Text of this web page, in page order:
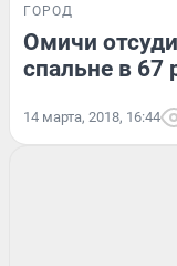
ГОРОД
Омичи
спальне в 67
14 марта, 2018, 16:44